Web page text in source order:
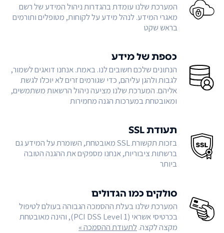
המערכת שלנו עומדת בהגדרות ניהול המידע של רשם
מאגרי המידע. לנהל מידע על לקוחות, מטופלים ותורמים
בראש שקט
כספת של מידע
הנתונים שלכם חשובים לנו. באמת. אנחנו דואגים לשמור,
לגבות ולהגן עליהם, כדי שגורמים זרים לא יוכלו לגשת
אליהם. המערכת שלנו מציעה ניהול הרשאות משתמשים,
ומאובטחת במערכות הגנה מחמירות
תעודת SSL
בזכות תקשורת SSL מאובטחת, השומרת על המידע גם
ברשתות ציבוריות, אנחנו מספקים את ההגנה הטובה
ביותר
סולקים כמו הגדולים
המערכת שלנו בעלת ההסמכה הגבוהה בעולם לטיפול
בכרטיסי אשראי (PCI DSS Level 1), והינה מאובטחת
מקצה לקצה.לתעודת ההסמכה »